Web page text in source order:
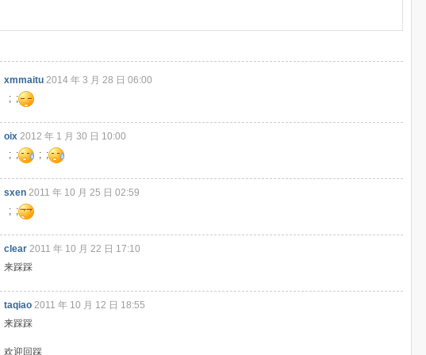
xmmaitu 2014 年 3 月 28 日 06:00
; ;
oix 2012 年 1 月 30 日 10:00
; ;
; ;
sxen 2011 年 10 月 25 日 02:59
; ;
clear 2011 年 10 月 22 日 17:10
来踩踩
taqiao 2011 年 10 月 12 日 18:55
来踩踩
欢迎回踩